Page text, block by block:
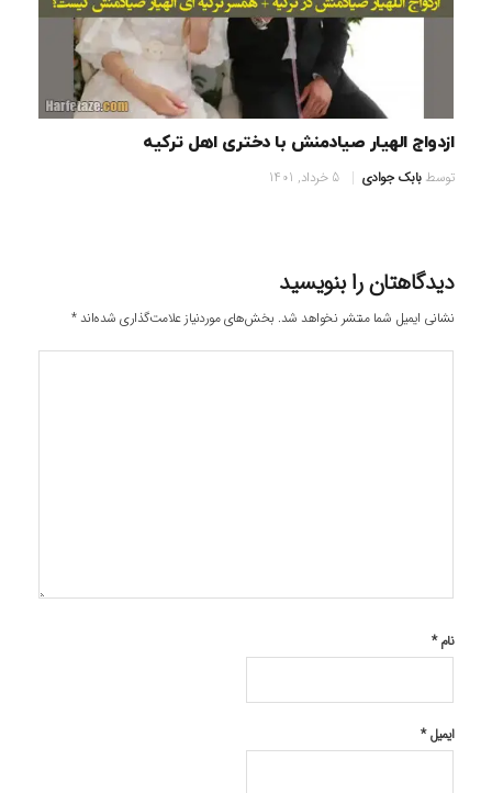
ازدواج الهیار صیادمنش با دختری اهل ترکیه
توسطبابک جوادی 5 خرداد, 1401
دیدگاهتان را بنویسید
نشانی ایمیل شما منتشر نخواهد شد. بخش‌های موردنیاز علامت‌گذاری شده‌اند*
نام*
ایمیل*